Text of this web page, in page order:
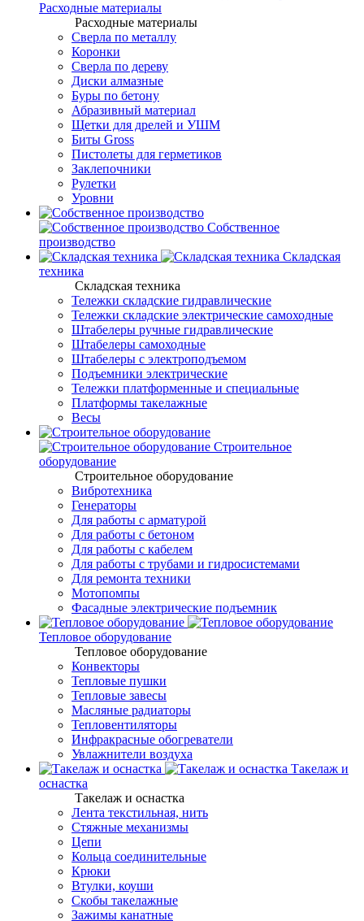
Расходные материалы
Расходные материалы
Сверла по металлу
Коронки
Сверла по дереву
Диски алмазные
Буры по бетону
Абразивный материал
Щетки для дрелей и УШМ
Биты Gross
Пистолеты для герметиков
Заклепочники
Рулетки
Уровни
Собственное
производство
Складская
техника
Складская техника
Тележки складские гидравлические
Тележки складские электрические самоходные
Штабелеры ручные гидравлические
Штабелеры самоходные
Штабелеры с электроподъемом
Подъемники электрические
Тележки платформенные и специальные
Платформы такелажные
Весы
Строительное
оборудование
Строительное оборудование
Вибротехника
Генераторы
Для работы с арматурой
Для работы с бетоном
Для работы с кабелем
Для работы с трубами и гидросистемами
Для ремонта техники
Мотопомпы
Фасадные электрические подъемник
Тепловое оборудование
Тепловое оборудование
Конвекторы
Тепловые пушки
Тепловые завесы
Масляные радиаторы
Тепловентиляторы
Инфракрасные обогреватели
Увлажнители воздуха
Такелаж и
оснастка
Такелаж и оснастка
Лента текстильная, нить
Стяжные механизмы
Цепи
Кольца соединительные
Крюки
Втулки, коуши
Скобы такелажные
Зажимы канатные